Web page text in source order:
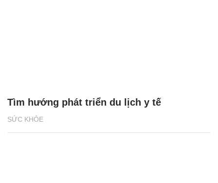
SỨC KHỎE
Tìm hướng phát triển du lịch y tế